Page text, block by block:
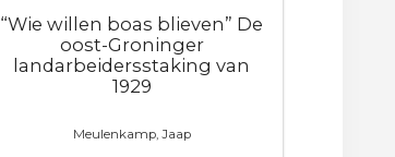
“Wie willen boas blieven” De
oost-Groninger
landarbeidersstaking van
1929
Meulenkamp, Jaap